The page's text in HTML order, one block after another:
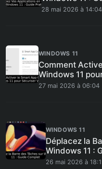
28 mai 2026 à 14:04
WINDOWS 11
Comment
Windows 11
27 mai 2026 à 06:04
WINDOWS 11
Déplacez la
Windows 11 :
26 mai 2026 à